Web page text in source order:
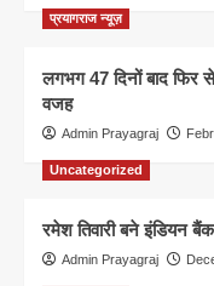
प्रयागराज न्यूज़
लगभग 47 दिनों बाद
वजह
Admin Prayagraj
Uncategorized
रमेश तिवारी बने इंडियन
Admin Prayagraj